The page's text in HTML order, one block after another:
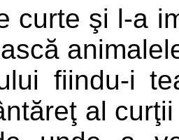
curte şi l-a
fiindu-i
al